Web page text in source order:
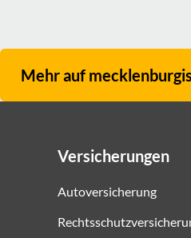
Mehr auf
Versicherungen
Autoversicherung